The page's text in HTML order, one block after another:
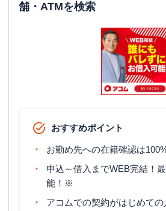
舗・ATMを検索
おすすめポイント
お勤め先への在籍確認は
申込～借入までWEB完結！
能！※
アコムでの契約がはじめて